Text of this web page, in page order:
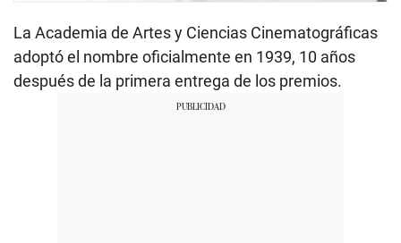
La Academia de Artes y Ciencias Cinematográficas
adoptó el nombre oficialmente en 1939, 10 años
después de la primera entrega de los premios.